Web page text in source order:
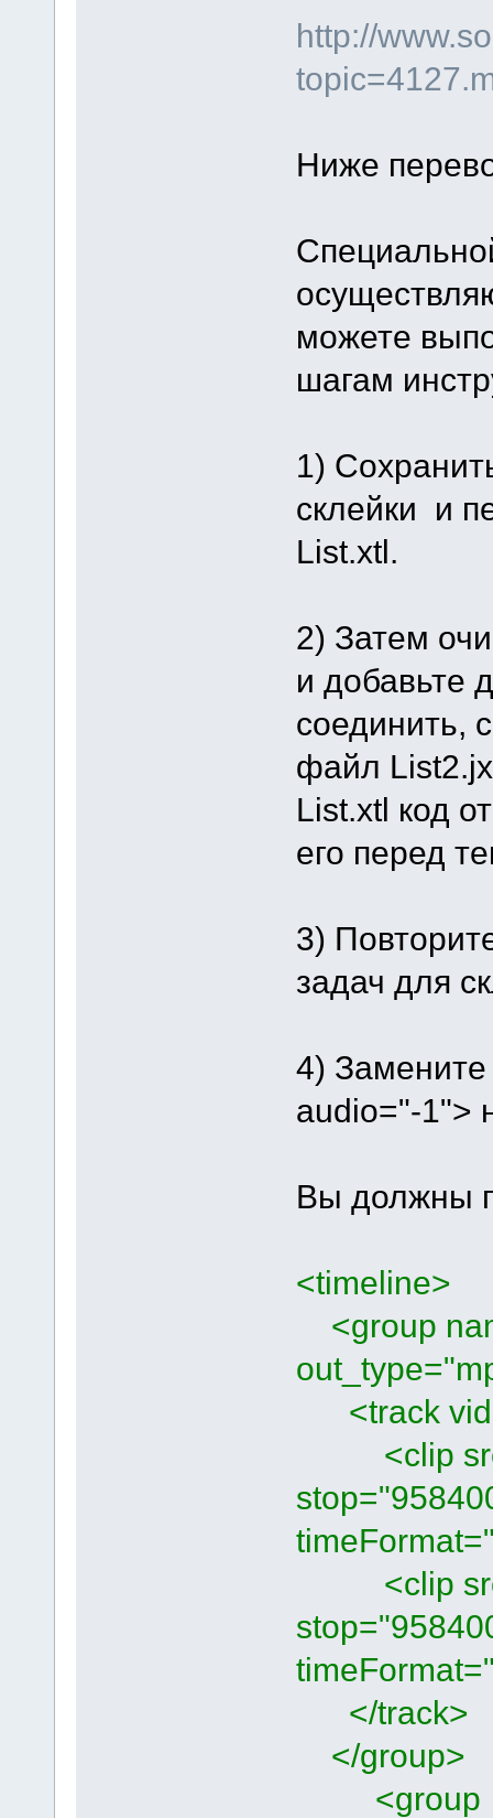
http://
Ниже
можете
шагам
1)
склейки и
List.xtl.
2) Затем
и добавьте
соединить,
файл
List.xtl код
его перед
3)
задач для
4) Замените
audio="-1">
Вы должны
<timeline>
<group
<track
<clip
<clip
</track>
</group>
<group